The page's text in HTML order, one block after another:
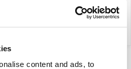
content and ads, to
moje oferty